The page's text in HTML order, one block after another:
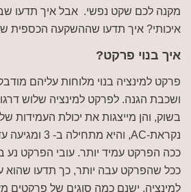
מקנה לכם שקט נפשי. אבל איך תדעו
איכותי? איך תדעו שההשקעה
איך בנוי פרקט?
פרקט למינציה בנוי מלוחות עליהם
ושכבת הגנה. לפרקט למינציה שלוש
בשוק, והן מייצגות את יכולת העמידות
ככל שהפרקט עבה יותר, כך תדעו שהוא
למינציה, ישנם כמה סוגים של פרקטים